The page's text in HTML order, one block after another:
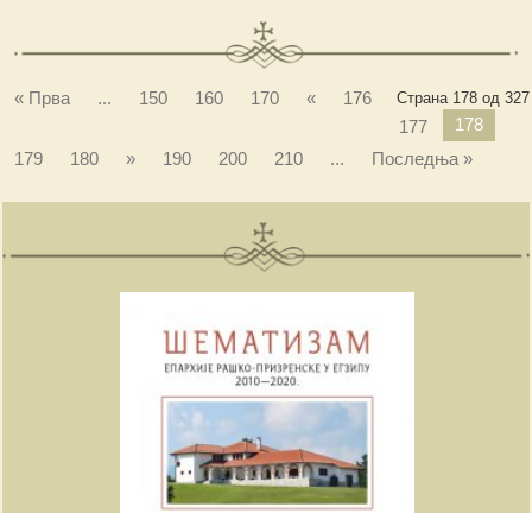
Страна 178 од 327
« Прва ... 150 160 170 «
176
177
178
179
180 » 190 200 210 ... Последња »